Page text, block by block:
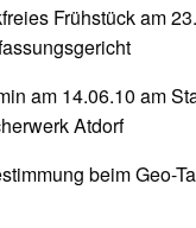
Frühstück am
am 14.06.10 am
Atdorf
beim Geo-